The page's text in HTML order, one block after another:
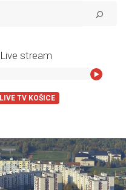
Live stream
Dante
LIVE TV KOŠICE